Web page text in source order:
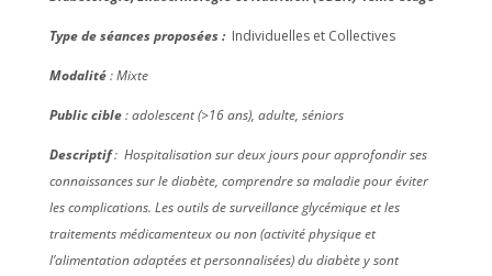
Type de séances proposées : Individuelles et Collectives
Modalité: Mixte
Public cible: adolescent (>16 ans), adulte, séniors
Descriptif: Hospitalisation sur deux jours pour approfondir ses
connaissances sur le diabète, comprendre sa maladie pour éviter
les complications. Les outils de surveillance glycémique et les
traitements médicamenteux ou non (activité physique et
l’alimentation adaptées et personnalisées) du diabète y sont